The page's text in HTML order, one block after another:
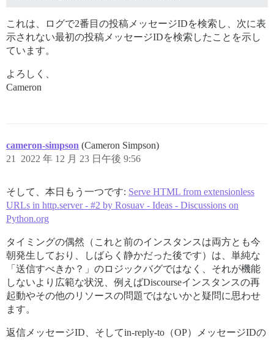
これは、ログで2番目の投稿メッセージIDを検索し、次に表
示されない最初の投稿メッセージIDを検索したことを示し
ています。
よろしく、
Cameron
cameron-simpson (Cameron Simpson)
2022 年 12 月 23 日午後 9:56
21
そして、本日もう一つです: Serve HTML from extensionless
URLs in http.server - #2 by Rosuav - Ideas - Discussions on
Python.org
タイミングの偶然（これと前のインスタンスは両方とも今
朝発生しており、しばらく静かだった後です）は、単純な
「送信すべきか？」のロジックバグではなく、それが機能
しないより広範な状況、例えばDiscourseインスタンスの再
起動やその他のリソースの問題ではないかと疑問に思わせ
ます。
返信メッセージID、そしてin-reply-to（OP）メッセージIDの